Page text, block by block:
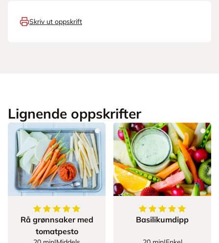
Skriv ut oppskrift
Lignende oppskrifter
5av5stjerner
Rå grønnsaker med
tomatpesto
5av5stjerner
Basilikumdipp